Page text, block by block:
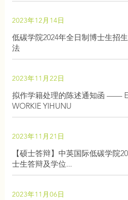
2023年12月14日
低碳学院2024年全日制博士生招
法
2023年11月22日
拟作学籍处理的陈述通知函 ——
WORKIE YIHUNU
2023年11月21日
【硕士答辩】中英国际低碳学院
士生答辩及学位...
2023年11月06日